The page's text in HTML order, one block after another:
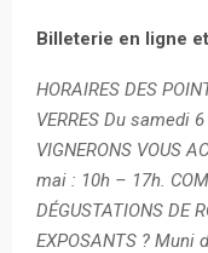
Billeterie en ligne
HORAIRES DES
VERRES Du samedi
VIGNERONS VOUS
mai : 10h – 17h.
DÉGUSTATIONS DE
EXPOSANTS ?